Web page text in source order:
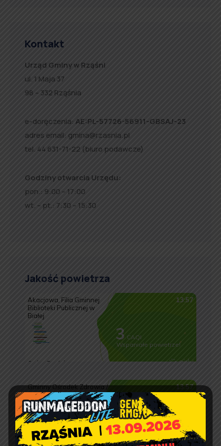
Kontakt
Urząd Gminy w Rząśni
ul. 1 Maja 37
98 – 332 Rząśnia
e-doręczenia: AE:PL-57726-56911-GBSAJ-23
adres email: gmina@rzasnia.pl
tel. 44 631-71-22 (biuro podawcze)
Godziny otwarcia Urzędu:
pon.: 9:00 – 17:00
wt. – pt.: 7:30 – 15:30
Jakość powietrza